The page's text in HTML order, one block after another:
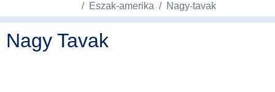
Eszak-amerika
Nagy-tavak
Nagy Tavak